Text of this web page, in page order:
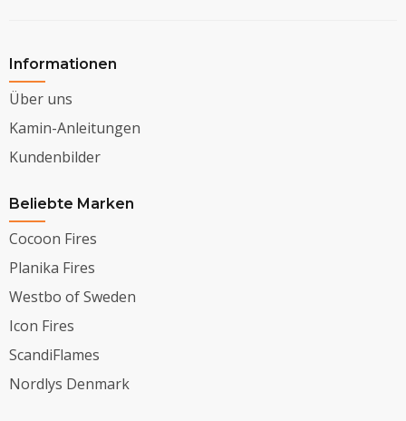
Informationen
Über uns
Kamin-Anleitungen
Kundenbilder
Beliebte Marken
Cocoon Fires
Planika Fires
Westbo of Sweden
Icon Fires
ScandiFlames
Nordlys Denmark